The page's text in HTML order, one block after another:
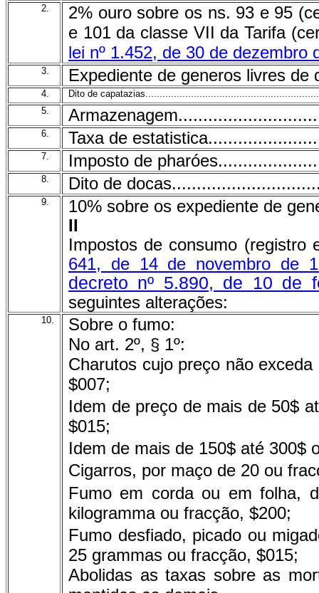
2.
2% ouro sobre os ns. 93 e 95
e 101 da classe VII da Tarifa
lei nº 1.452, de 30 de dezembro
3. Expediente de generos livres
4.
Dito de
5.
6. Taxa de
7. Imposto de
8. Dito de
9.
10% sobre os expediente de
II
Impostos de consumo
641, de 14 de novembro de
decreto nº 5.890, de 10 de
seguintes alterações:
10.
Sobre o fumo:
No art. 2º, § 1º:
Charutos cujo preço não
$007;
Idem de preço de mais de 50$
$015;
Idem de mais de 150$ até 300$
Cigarros, por maço de 20 ou
Fumo em corda ou em folha,
kilogramma ou fracção, $200;
Fumo desfiado, picado ou
25 grammas ou fracção, $015;
Abolidas as taxas sobre as